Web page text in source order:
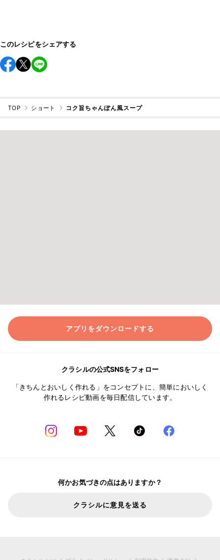
このレシピをシェアする
TOP ショート コク旨ちゃんぽん風スープ
アプリをダウンロードする
クラシルの公式SNSをフォロー
「きちんとおいしく作れる」をコンセプトに、簡単においしく
作れるレシピ動画を毎日配信しています。
何かお気づきの点はありますか？
クラシルに意見を送る